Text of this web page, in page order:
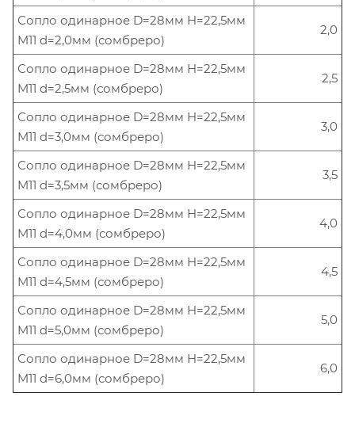
Сопло одинарное D=28мм H=22,5мм
M11 d=2,0мм (сомбреро)
2,0
Сопло одинарное D=28мм H=22,5мм
M11 d=2,5мм (сомбреро)
2,5
Сопло одинарное D=28мм H=22,5мм
M11 d=3,0мм (сомбреро)
3,0
Сопло одинарное D=28мм H=22,5мм
M11 d=3,5мм (сомбреро)
3,5
Сопло одинарное D=28мм H=22,5мм
M11 d=4,0мм (сомбреро)
4,0
Сопло одинарное D=28мм H=22,5мм
M11 d=4,5мм (сомбреро)
4,5
Сопло одинарное D=28мм H=22,5мм
M11 d=5,0мм (сомбреро)
5,0
Сопло одинарное D=28мм H=22,5мм
M11 d=6,0мм (сомбреро)
6,0